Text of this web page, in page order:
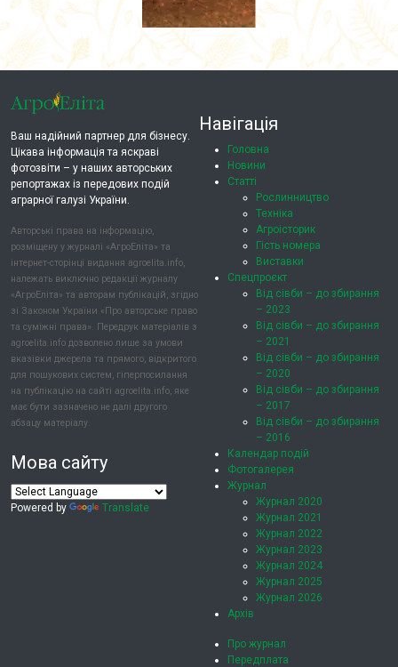
Ваш надійний партнер для бізнесу.
Цікава інформація та яскраві
фотозвіти – у наших авторських
репортажах із передових подій
аграрної галузі України.
Авторські права на інформацію,
розміщену у журналі «АгроЕліта» та
інтернет-сторінці видання agroelita.info,
належать виключно редакції журналу
«АгроЕліта» та авторам публікацій, згідно
зі Законом України «Про авторське право
та суміжні права». Передрук матеріалів з
agroelita.info дозволено лише за умови
вказівки джерела та прямого, відкритого
для пошукових систем, гіперпосилання
на публікацію на сайті agroelita.info, яке
має бути зазначено не далі другого
абзацу матеріалу.
Мова сайту
Powered by Translate
Навігація
Головна
Новини
Статті
Рослинництво
Техніка
Агроісторик
Гість номера
Виставки
Спецпроєкт
Від сівби – до збирання
– 2023
Від сівби – до збирання
– 2021
Від сівби – до збирання
– 2020
Від сівби – до збирання
– 2017
Від сівби – до збирання
– 2016
Календар подій
Фотогалерея
Журнал
Журнал 2020
Журнал 2021
Журнал 2022
Журнал 2023
Журнал 2024
Журнал 2025
Журнал 2026
Архів
Про журнал
Передплата